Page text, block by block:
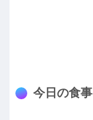
今日の食事